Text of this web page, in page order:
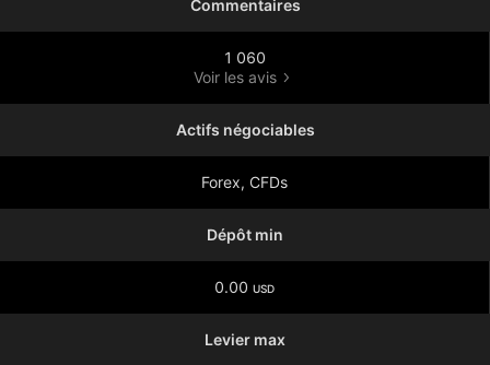
Commentaires
1 060
Voir les avis
Actifs négociables
Forex, CFDs
Dépôt min
0.00 USD
Levier max